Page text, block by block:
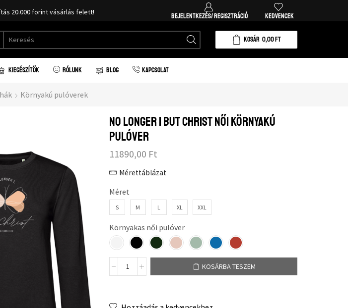
20.000 forint vásárlás felett! BEJELENTKEZÉS/ REGISZTRÁCIÓ KEDVENCEK
KOSÁR 0,00FT
KIEGÉSZÍTŐK RÓLUNK BLOG KAPCSOLAT
Környakú pulóverek
No longer I but Christ női környakú
pulóver
11890,00 Ft
Mérettáblázat
Méret
S M L XL XXL
Környakas női pulóver
KOSÁRBA TESZEM